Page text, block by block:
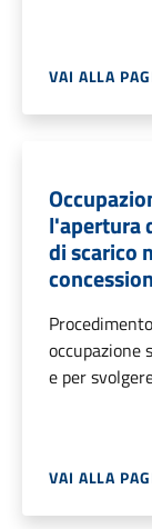
VAI ALLA
l'apertura
di scarico
occupazione
e per
VAI ALLA